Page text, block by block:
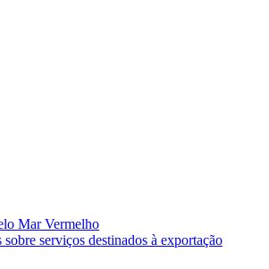
Mar Vermelho
serviços destinados à exportação